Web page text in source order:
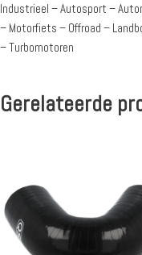
Industrieel – Autosport –
– Motorfiets – Offroad –
– Turbomotoren
Gerelateerde